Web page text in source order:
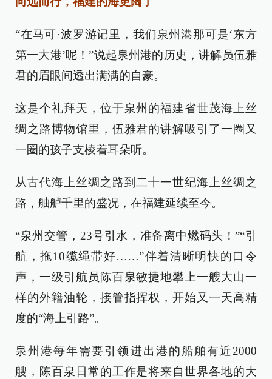
“在马可·波罗游记里，我们泉州港那可是‘东方
第一大港’呢！”说起泉州港的历史，讲解员伍雅
君的眉眼间透出满满的自豪。
这是个礼拜天，位于泉州的福建省世茂海上丝
绸之路博物馆里，伍雅君的讲解吸引了一圈又
一圈的孩子支棱着耳朵听。
从古代海上丝绸之路到二十一世纪海上丝绸之
路，舳舻千里的盛况，在福建延续至今。
“泉州交管，23号引水，准备离中燃码头！”“引
航，拖10缆绳带好……”伴着清晰明快的口令
声，一级引航员陈百泉敏捷地攀上一艘大山一
样的外籍油轮，接管指挥权，开始又一天高精
度的“海上引路”。
泉州港每年需要引领进出港的船舶有近2000
艘，陈百泉日常的工作是将来自世界各地的大